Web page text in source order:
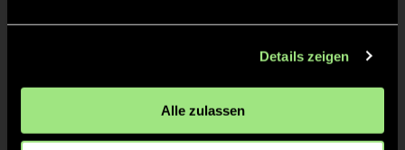
Details zeigen
Alle zulassen
21